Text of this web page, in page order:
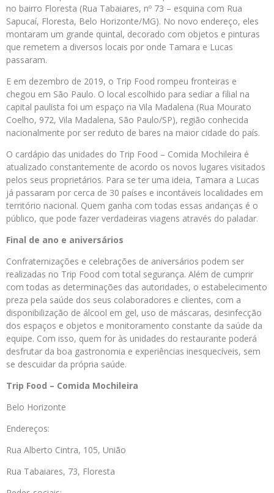
no bairro Floresta (Rua Tabaiares, nº 73 – esquina com Rua
Sapucaí, Floresta, Belo Horizonte/MG). No novo endereço, eles
montaram um grande quintal, decorado com objetos e pinturas
que remetem a diversos locais por onde Tamara e Lucas
passaram.
E em dezembro de 2019, o Trip Food rompeu fronteiras e
chegou em São Paulo. O local escolhido para sediar a filial na
capital paulista foi um espaço na Vila Madalena (Rua Mourato
Coelho, 972, Vila Madalena, São Paulo/SP), região conhecida
nacionalmente por ser reduto de bares na maior cidade do país.
O cardápio das unidades do Trip Food – Comida Mochileira é
atualizado constantemente de acordo os novos lugares visitados
pelos seus proprietários. Para se ter uma ideia, Tamara a Lucas
já passaram por cerca de 30 países e incontáveis localidades em
território nacional. Quem ganha com todas essas andanças é o
público, que pode fazer verdadeiras viagens através do paladar.
Final de ano e aniversários
Confraternizações e celebrações de aniversários podem ser
realizadas no Trip Food com total segurança. Além de cumprir
com todas as determinações das autoridades, o estabelecimento
preza pela saúde dos seus colaboradores e clientes, com a
disponibilização de álcool em gel, uso de máscaras, desinfecção
dos espaços e objetos e monitoramento constante da saúde da
equipe. Com isso, quem for às unidades do restaurante poderá
desfrutar da boa gastronomia e experiências inesquecíveis, sem
se descuidar da própria saúde.
Trip Food – Comida Mochileira
Belo Horizonte
Endereços:
Rua Alberto Cintra, 105, União
Rua Tabaiares, 73, Floresta